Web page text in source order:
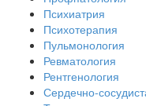
Психиатрия
Психотерапия
Пульмонология
Ревматология
Рентгенология
Сердечно-